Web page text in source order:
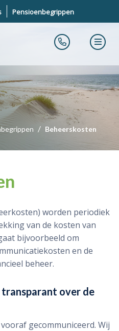
Pensioenbegrippen
Beheerskosten
worden periodiek
van de kosten van
bijvoorbeeld om
en de
beheer.
transparant over de
gecommuniceerd. Wij